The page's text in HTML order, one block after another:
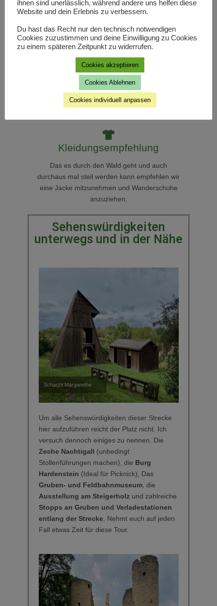
Renate wird es jedoch recht steil. Die
Sehenswürdigkeiten unterwegs sind nur
bedingt Barrierefrei.
Gastronomie/Picknick
Im Bethaus der Bergleute gibt es die
Möglichkeit einer Einkehr, auch bei der Zeche
Nachtigall ist Gastronomie vor Ort. Unterwegs
Kleidungsempfehlung
Das es durch den Wald geht und auch
durchaus mal steil werden kann empfehlen wir
eine Jacke mitzunehmen und Wanderschuhe
anzuziehen.
Sehenswürdigkeiten
unterwegs und in der Nähe
Schacht Margarethe
Um alle Sehenswürdigkeiten dieser Strecke
hier aufzuführen reicht der Platz nicht. Ich
versuch dennoch einiges zu nennen. Die
Zeche Nachtigall (unbedingt
Stollenführungen machen), die Burg
Hardenstein (Ideal für Picknick), Das
Gruben- und Feldbahnmuseum, die
Ausstellung am Steigerholzund zahlreiche
Stopps an Gruben und Verladestationen
entlang der Strecke. Nehmt euch auf jeden
Fall etwas Zeit für diese Tour.
ihnen sind unerlässlich, während andere uns helfen diese
Website und dein Erlebnis zu verbessern.
Du hast das Recht nur den technisch notwendigen
Cookies zuzustimmen und deine Einwilligung zu Cookies
zu einem späteren Zeitpunkt zu widerrufen.
Cookies akzeptieren
Cookies Ablehnen
Cookies individuell anpassen